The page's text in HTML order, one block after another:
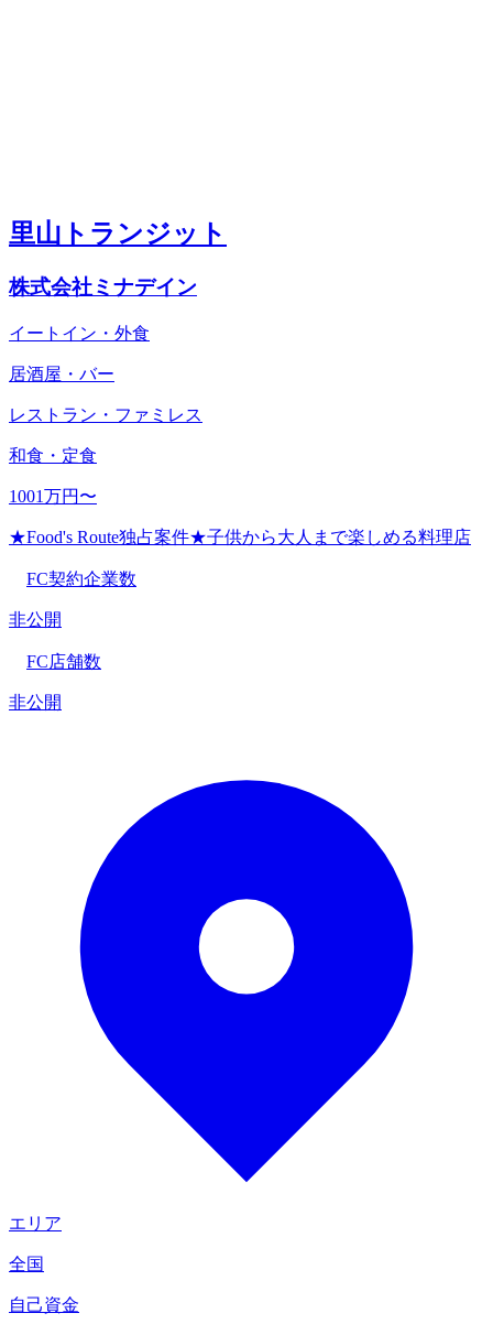
里山トランジット
株式会社ミナデイン
イートイン・外食
居酒屋・バー
レストラン・ファミレス
和食・定食
1001万円〜
★Food's Route独占案件★子供から大人まで楽しめる料理店
FC契約企業数
非公開
FC店舗数
非公開
エリア
全国
自己資金